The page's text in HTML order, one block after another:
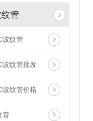
管
波纹管
波纹管批发
波纹管价格
管